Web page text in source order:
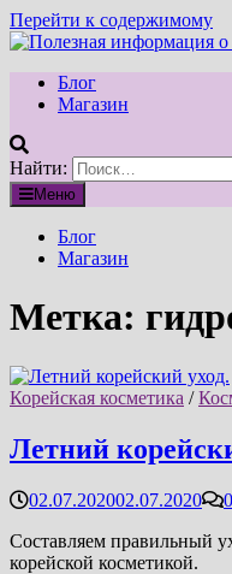
Перейти к содержимому
Блог
Магазин
Найти:
Меню
Блог
Магазин
Метка:
Корейская косметика /
Летний
02.07.202002.07.2020
0
Составляем правильный
корейской косметикой.